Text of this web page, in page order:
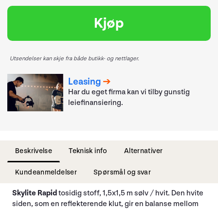
Kjøp
Utsendelser kan skje fra både butikk- og nettlager.
Leasing
Har du eget firma kan vi tilby gunstig
leiefinansiering.
Beskrivelse Teknisk info Alternativer
Kundeanmeldelser Spørsmål og svar
Skylite Rapid tosidig stoff, 1,5x1,5 m sølv / hvit. Den hvite
siden, som en reflekterende klut, gir en balanse mellom